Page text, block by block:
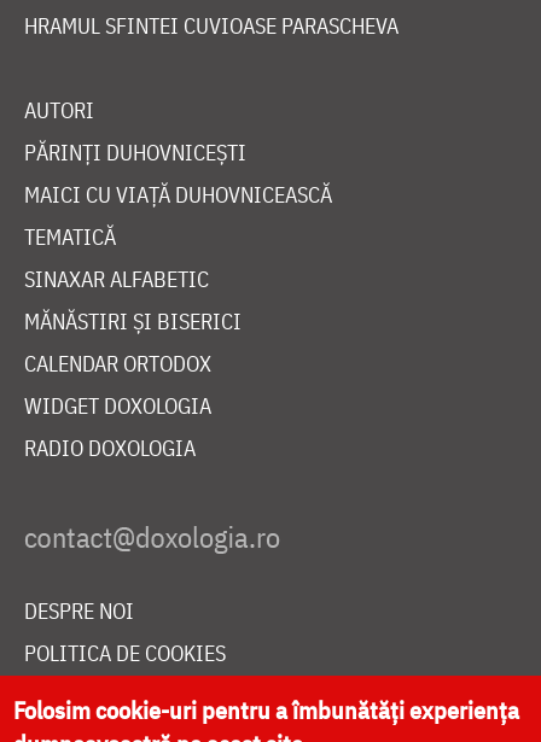
HRAMUL SFINTEI CUVIOASE PARASCHEVA
AUTORI
PĂRINȚI DUHOVNICEȘTI
MAICI CU VIAȚĂ DUHOVNICEASCĂ
TEMATICĂ
SINAXAR ALFABETIC
MĂNĂSTIRI ȘI BISERICI
CALENDAR ORTODOX
WIDGET DOXOLOGIA
RADIO DOXOLOGIA
DESPRE NOI
POLITICA DE COOKIES
DONEAZĂ ONLINE PENTRU CATEDRALA NAȚIONALĂ
Folosim cookie-uri pentru a îmbunătăți experiența